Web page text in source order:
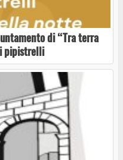
di “Tra terra
pipistrelli
passeggiate-racconto di
il tradizionale appuntamento